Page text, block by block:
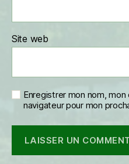
Site web
Enregistrer mon nom,
navigateur pour mon